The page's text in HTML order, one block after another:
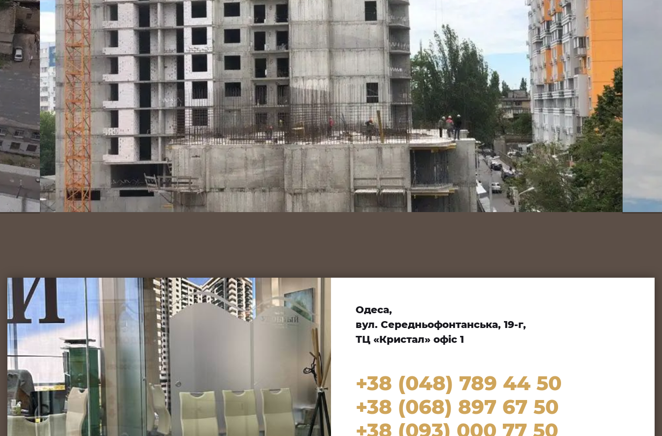
Одеса,
вул. Середньофонтанська, 19-г,
ТЦ «Кристал» офіс 1
+38 (048) 789 44 50
+38 (068) 897 67 50
+38 (093) 000 77 50